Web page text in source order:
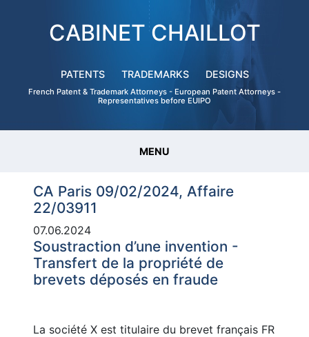
CABINET CHAILLOT
PATENTS TRADEMARKS DESIGNS
French Patent & Trademark Attorneys - European Patent Attorneys -
Representatives before EUIPO
MENU
CA Paris 09/02/2024, Affaire
22/03911
07.06.2024
Soustraction d’une invention -
Transfert de la propriété de
brevets déposés en fraude
La société X est titulaire du brevet français FR